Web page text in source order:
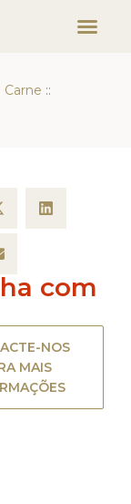
Carne ::
com
NOS
MAIS